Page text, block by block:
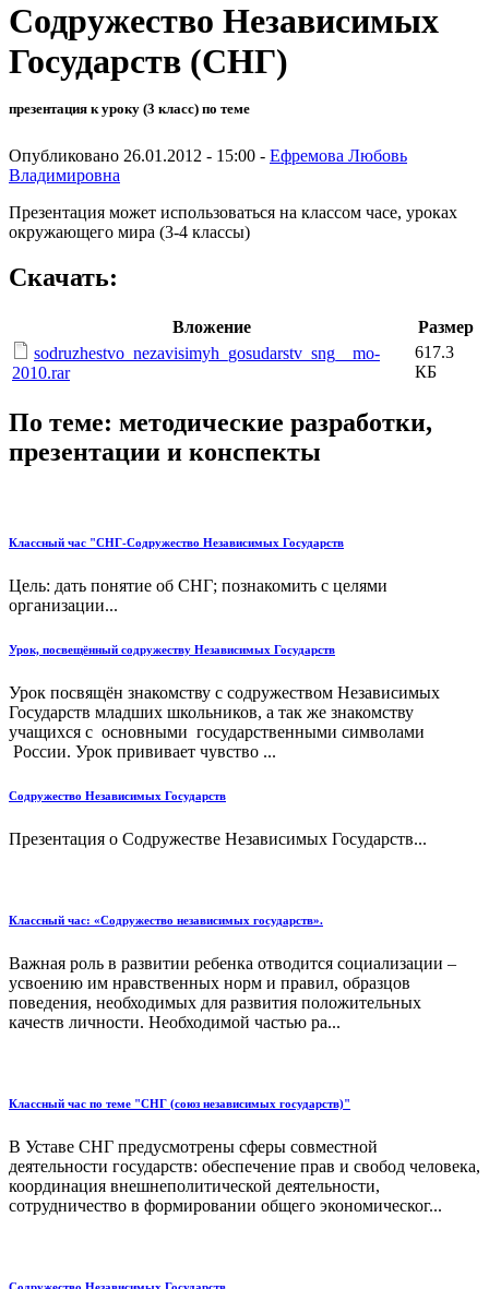
Содружество Независимых
Государств (СНГ)
презентация к уроку (3 класс) по теме
Опубликовано 26.01.2012 - 15:00 - Ефремова Любовь
Владимировна
Презентация может использоваться на классом часе, уроках
окружающего мира (3-4 классы)
Скачать:
Вложение
Размер
sodruzhestvo_nezavisimyh_gosudarstv_sng__mo-
2010.rar
617.3
КБ
По теме: методические разработки,
презентации и конспекты
Классный час "СНГ-Содружество Независимых Государств
Цель: дать понятие об СНГ; познакомить с целями
организации...
Урок, посвещённый содружеству Независимых Государств
Урок посвящён знакомству с содружеством Независимых
Государств младших школьников, а так же знакомству
учащихся с основными государственными символами
России. Урок прививает чувство ...
Содружество Независимых Государств
Презентация о Содружестве Независимых Государств...
Классный час: «Содружество независимых государств».
Важная роль в развитии ребенка отводится социализации –
усвоению им нравственных норм и правил, образцов
поведения, необходимых для развития положительных
качеств личности. Необходимой частью ра...
Классный час по теме "СНГ (союз независимых государств)"
В Уставе СНГ предусмотрены сферы совместной
деятельности государств: обеспечение прав и свобод человека,
координация внешнеполитической деятельности,
сотрудничество в формировании общего экономическог...